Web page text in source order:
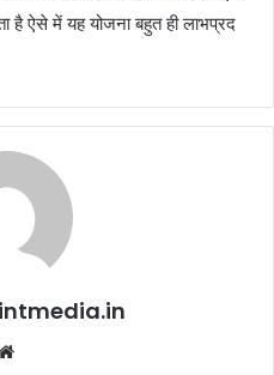
है ऐसे में यह योजना बहुत ही लाभप्रद